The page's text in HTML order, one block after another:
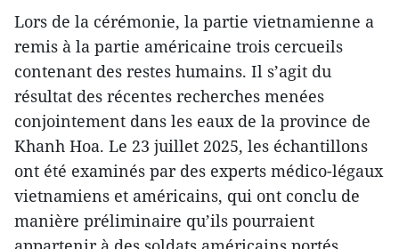
Lors de la cérémonie, la partie vietnamienne a
remis à la partie américaine trois cercueils
contenant des restes humains. Il s’agit du
résultat des récentes recherches menées
conjointement dans les eaux de la province de
Khanh Hoa. Le 23 juillet 2025, les échantillons
ont été examinés par des experts médico-légaux
vietnamiens et américains, qui ont conclu de
manière préliminaire qu’ils pourraient